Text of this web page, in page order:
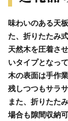
味わいのある天
た、折りたたみ
天然木を圧着さ
いタイプとなっ
木の表面は手作
残しつつもサラ
また、折りたた
場合も隙間収納可